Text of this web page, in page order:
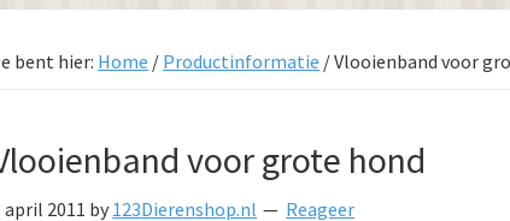
bent hier: Home / Productinformatie /Vlooienband voor
voor grote hond
april 2011 by 123Dierenshop.nl Reageer